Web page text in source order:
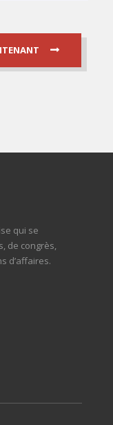
qui se
de congrès,
d’affaires.